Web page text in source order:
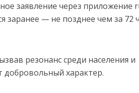
заявление через приложение
заранее — не позднее чем за 72
резонанс среди населения и
добровольный характер.